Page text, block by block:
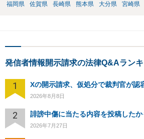
福岡県
佐賀県 長崎県 熊本県 大分県 宮崎県
発信者情報開示請求の法律Q&Aラン
1
2026年8月8日
2
2026年7月27日